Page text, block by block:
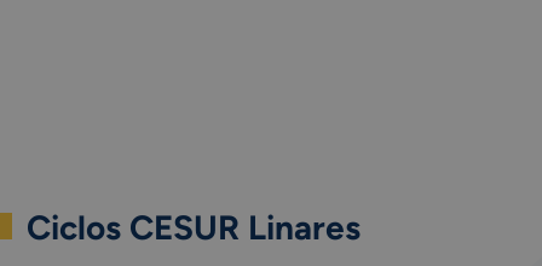
Ciclos CESUR Linares